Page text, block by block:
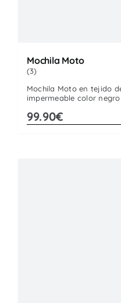
Mochila Moto
(3)
Mochila Moto en tejido
impermeable color
99.90€